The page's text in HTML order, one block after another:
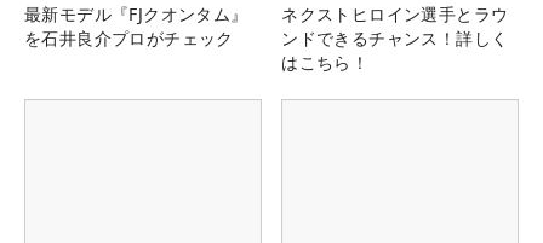
最新モデル『FJクオンタム』
を石井良介プロがチェック
ネクストヒロイン選手とラウ
ンドできるチャンス！詳しく
はこちら！